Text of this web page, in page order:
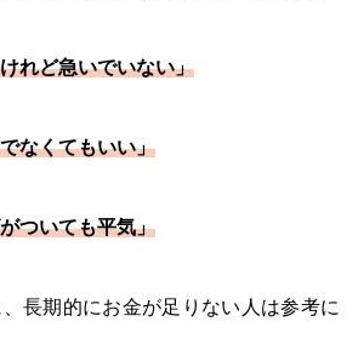
れど急いでいない」
なくてもいい」
ついても平気」
長期的にお金が足りない人は参考に